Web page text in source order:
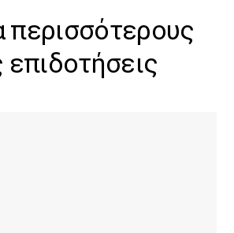
περισσότερους